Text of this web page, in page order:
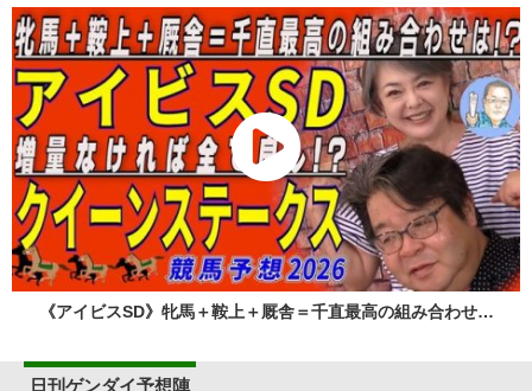
《アイビスSD》牝馬＋鞍上＋厩舎＝千直最高の組み合わせ…
日刊ゲンダイ予想陣